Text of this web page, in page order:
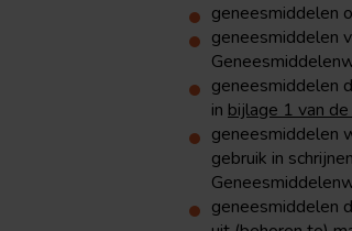
geneesmiddelen
geneesmiddelen
geneesmiddelen
in bijlage 1 van
geneesmiddelen
gebruik in
geneesmiddelen